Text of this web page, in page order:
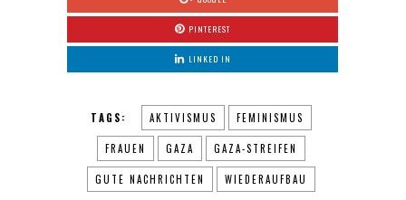
PINTEREST
LINKED IN
TAGS: AKTIVISMUS FEMINISMUS
FRAUEN GAZA GAZA-STREIFEN
GUTE NACHRICHTEN WIEDERAUFBAU